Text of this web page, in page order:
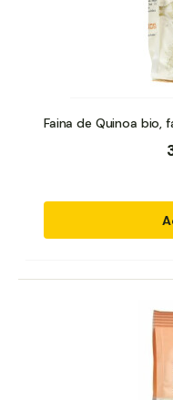
Faina de Quinoa bio,